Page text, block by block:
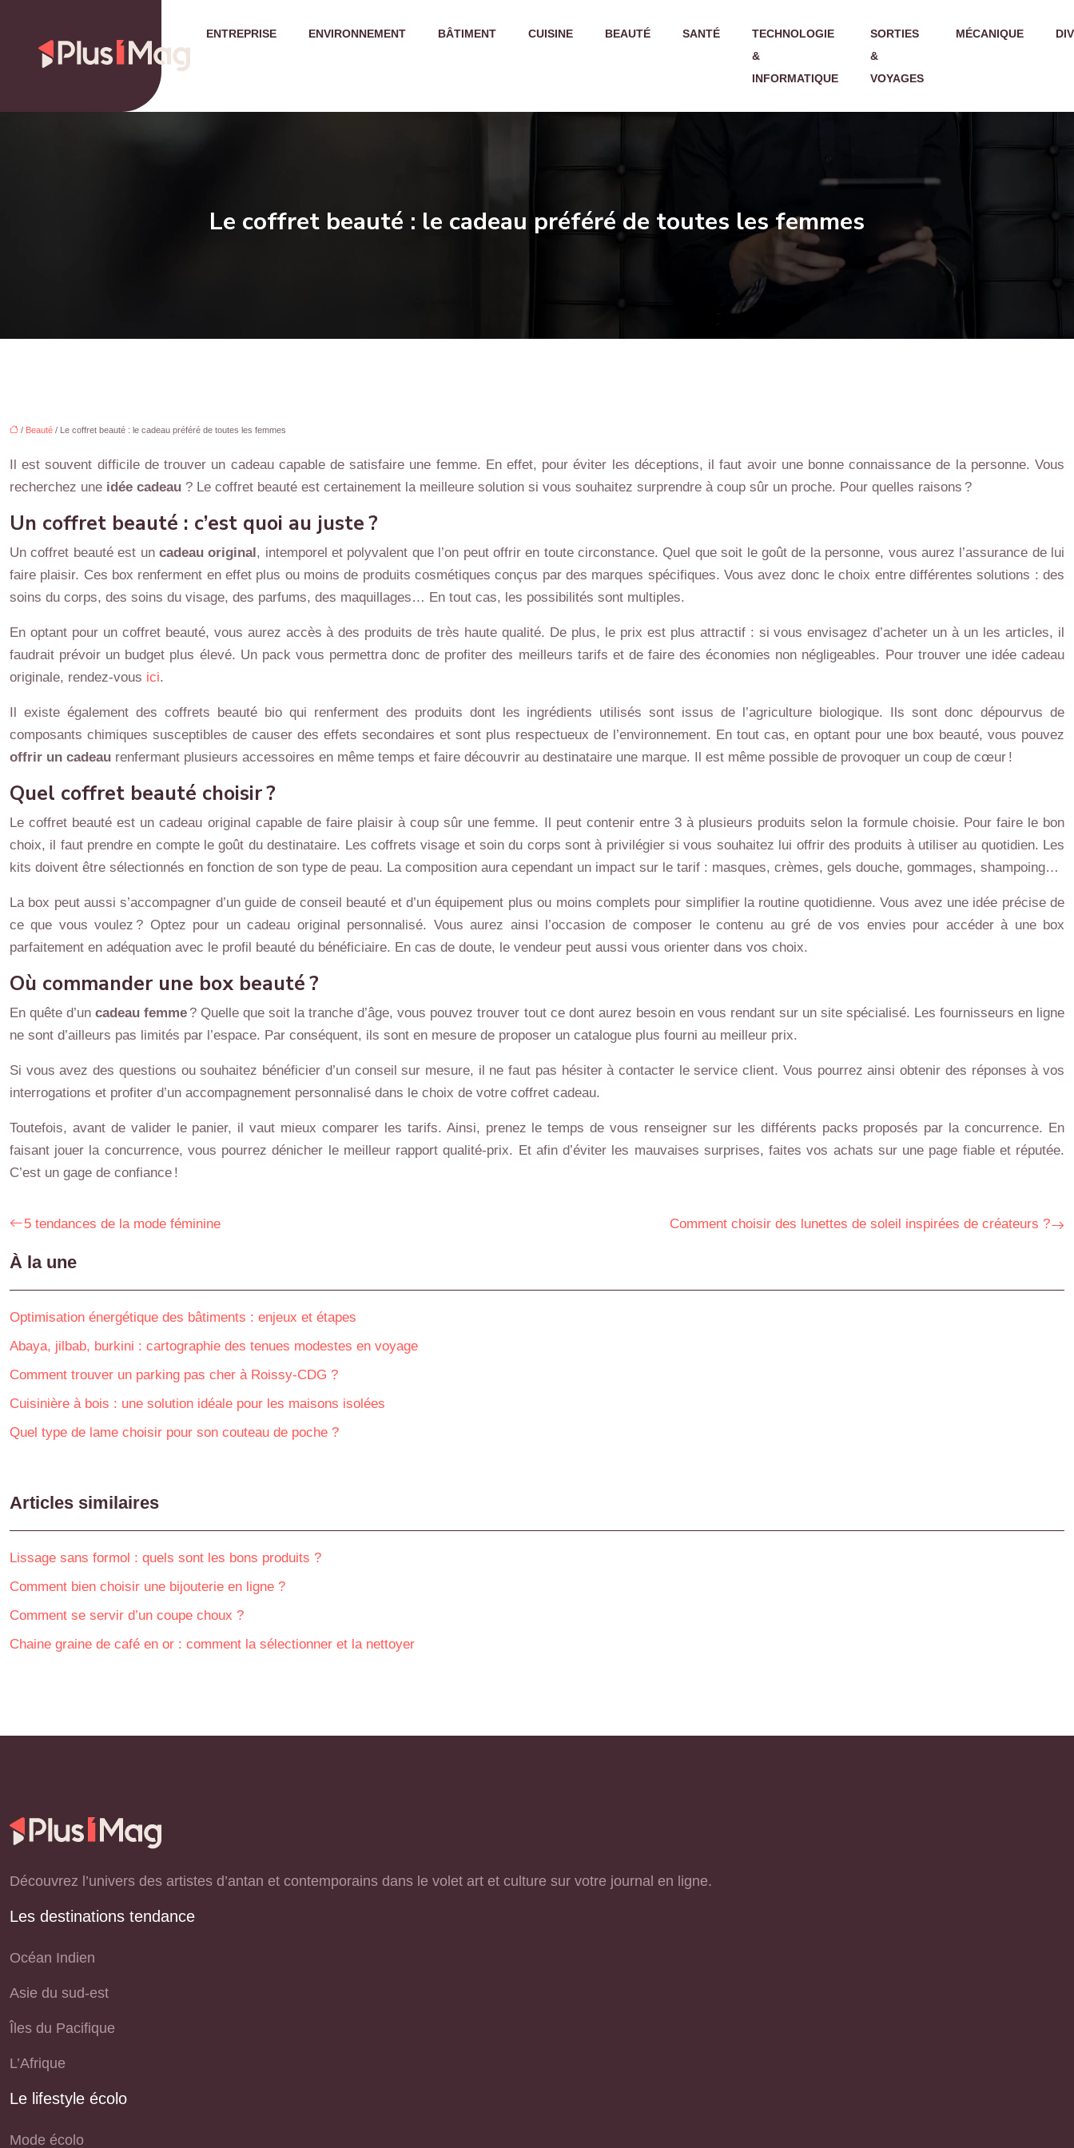
ENTREPRISE ENVIRONNEMENT BÂTIMENT CUISINE BEAUTÉ SANTÉ
TECHNOLOGIE
&
INFORMATIQUE
SORTIES
&
VOYAGES
MÉCANIQUE
Le coffret beauté : le cadeau préféré de toutes les femmes
/ Beauté / Le coffret beauté : le cadeau préféré de toutes les femmes
Il est souvent difficile de trouver un cadeau capable de satisfaire une femme. En effet, pour éviter les déceptions, il faut avoir une bonne connaissance de la personne. Vous
recherchez une idée cadeau ? Le coffret beauté est certainement la meilleure solution si vous souhaitez surprendre à coup sûr un proche. Pour quelles raisons ?
Un coffret beauté : c’est quoi au juste ?
Un coffret beauté est un cadeau original, intemporel et polyvalent que l’on peut offrir en toute circonstance. Quel que soit le goût de la personne, vous aurez l’assurance de lui
faire plaisir. Ces box renferment en effet plus ou moins de produits cosmétiques conçus par des marques spécifiques. Vous avez donc le choix entre différentes solutions : des
soins du corps, des soins du visage, des parfums, des maquillages… En tout cas, les possibilités sont multiples.
En optant pour un coffret beauté, vous aurez accès à des produits de très haute qualité. De plus, le prix est plus attractif : si vous envisagez d’acheter un à un les articles, il
faudrait prévoir un budget plus élevé. Un pack vous permettra donc de profiter des meilleurs tarifs et de faire des économies non négligeables. Pour trouver une idée cadeau
originale, rendez-vous ici.
Il existe également des coffrets beauté bio qui renferment des produits dont les ingrédients utilisés sont issus de l’agriculture biologique. Ils sont donc dépourvus de
composants chimiques susceptibles de causer des effets secondaires et sont plus respectueux de l’environnement. En tout cas, en optant pour une box beauté, vous pouvez
offrir un cadeau renfermant plusieurs accessoires en même temps et faire découvrir au destinataire une marque. Il est même possible de provoquer un coup de cœur !
Quel coffret beauté choisir ?
Le coffret beauté est un cadeau original capable de faire plaisir à coup sûr une femme. Il peut contenir entre 3 à plusieurs produits selon la formule choisie. Pour faire le bon
choix, il faut prendre en compte le goût du destinataire. Les coffrets visage et soin du corps sont à privilégier si vous souhaitez lui offrir des produits à utiliser au quotidien. Les
kits doivent être sélectionnés en fonction de son type de peau. La composition aura cependant un impact sur le tarif : masques, crèmes, gels douche, gommages, shampoing…
La box peut aussi s’accompagner d’un guide de conseil beauté et d’un équipement plus ou moins complets pour simplifier la routine quotidienne. Vous avez une idée précise de
ce que vous voulez ? Optez pour un cadeau original personnalisé. Vous aurez ainsi l’occasion de composer le contenu au gré de vos envies pour accéder à une box
parfaitement en adéquation avec le profil beauté du bénéficiaire. En cas de doute, le vendeur peut aussi vous orienter dans vos choix.
Où commander une box beauté ?
En quête d’uncadeau femme ? Quelle que soit la tranche d’âge, vous pouvez trouver tout ce dont aurez besoin en vous rendant sur un site spécialisé. Les fournisseurs en ligne
ne sont d’ailleurs pas limités par l’espace. Par conséquent, ils sont en mesure de proposer un catalogue plus fourni au meilleur prix.
Si vous avez des questions ou souhaitez bénéficier d’un conseil sur mesure, il ne faut pas hésiter à contacter le service client. Vous pourrez ainsi obtenir des réponses à vos
interrogations et profiter d’un accompagnement personnalisé dans le choix de votre coffret cadeau.
Toutefois, avant de valider le panier, il vaut mieux comparer les tarifs. Ainsi, prenez le temps de vous renseigner sur les différents packs proposés par la concurrence. En
faisant jouer la concurrence, vous pourrez dénicher le meilleur rapport qualité-prix. Et afin d’éviter les mauvaises surprises, faites vos achats sur une page fiable et réputée.
C’est un gage de confiance !
5 tendances de la mode féminine Comment choisir des lunettes de soleil inspirées de créateurs ?
À la une
Optimisation énergétique des bâtiments : enjeux et étapes
Abaya, jilbab, burkini : cartographie des tenues modestes en voyage
Comment trouver un parking pas cher à Roissy-CDG ?
Cuisinière à bois : une solution idéale pour les maisons isolées
Quel type de lame choisir pour son couteau de poche ?
Articles similaires
Lissage sans formol : quels sont les bons produits ?
Comment bien choisir une bijouterie en ligne ?
Comment se servir d’un coupe choux ?
Chaine graine de café en or : comment la sélectionner et la nettoyer
Découvrez l’univers des artistes d’antan et contemporains dans le volet art et culture sur votre journal en ligne.
Les destinations tendance
Océan Indien
Asie du sud-est
Îles du Pacifique
L’Afrique
Le lifestyle écolo
Mode écolo